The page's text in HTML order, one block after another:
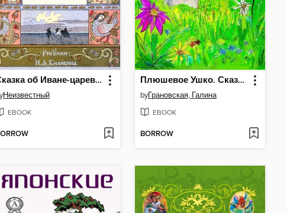
Сказка об Иване-царевиче, Жар-птице и о Сером Волке
Неизвестный
EBOOK
Плюшевое Ушко. Сказка для детей дошкольного и младшего школьного возраста
byГрановская, Галина
EBOOK
BORROW